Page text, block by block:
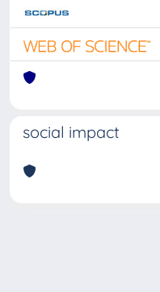
social impact